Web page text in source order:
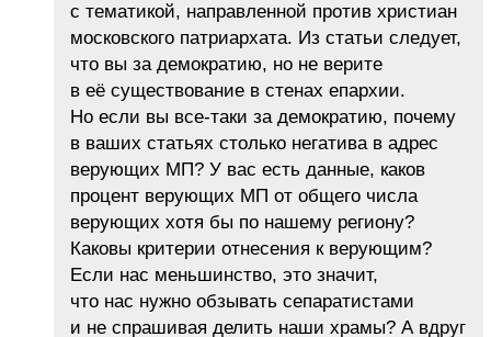
с тематикой, направленной против христиан
московского патриархата. Из статьи следует,
что вы за демократию, но не верите
в её существование в стенах епархии.
Но если вы все-таки за демократию, почему
в ваших статьях столько негатива в адрес
верующих МП? У вас есть данные, каков
процент верующих МП от общего числа
верующих хотя бы по нашему региону?
Каковы критерии отнесения к верующим?
Если нас меньшинство, это значит,
что нас нужно обзывать сепаратистами
и не спрашивая делить наши храмы? А вдруг